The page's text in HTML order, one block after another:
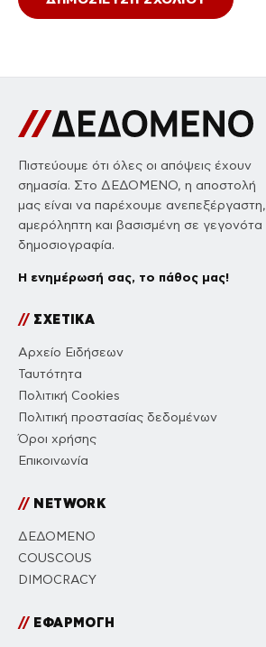
Πιστεύουμε ότι όλες οι απόψεις έχουν
σημασία. Στο ΔΕΔΟΜΕΝΟ, η αποστολή
μας είναι να παρέχουμε ανεπεξέργαστη,
αμερόληπτη και βασισμένη σε γεγονότα
δημοσιογραφία.
Η ενημέρωσή σας, το πάθος μας!
//ΣΧΕΤΙΚΑ
Αρχείο Ειδήσεων
Ταυτότητα
Πολιτική Cookies
Πολιτική προστασίας δεδομένων
Όροι χρήσης
Επικοινωνία
//NETWORK
ΔΕΔΟΜΕΝΟ
COUSCOUS
DIMOCRACY
//ΕΦΑΡΜΟΓΗ